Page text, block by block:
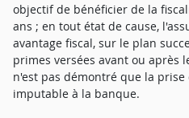
objectif de bénéficier de la
ans ; en tout état de cause,
avantage fiscal, sur le plan
primes versées avant ou après
n'est pas démontré que la
imputable à la banque.